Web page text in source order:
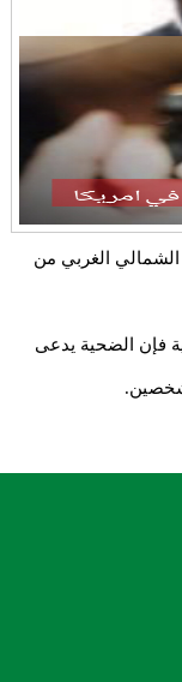
الغربي من
فإن الضحية يدعى
شخصين.